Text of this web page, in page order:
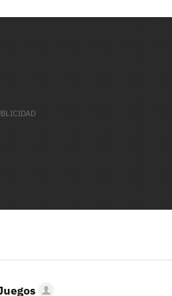
acceso con Facebook